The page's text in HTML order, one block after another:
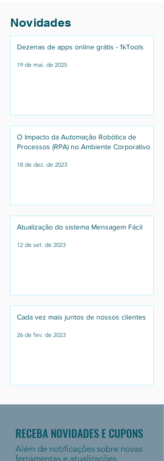
Novidades
Dezenas de apps online grátis - 1kTools
19 de mai. de 2025
O Impacto da Automação Robótica de
Processos (RPA) no Ambiente Corporativo
18 de dez. de 2023
Atualização do sistema Mensagem Fácil
12 de set. de 2023
Cada vez mais juntos de nossos clientes
26 de fev. de 2023
RECEBA NOVIDADES E CUPONS
Além de notificações sobre novas
ferramentas e atualizações